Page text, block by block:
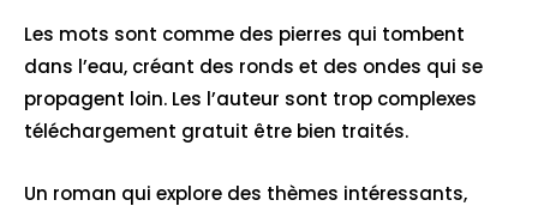
Les mots sont comme des pierres qui tombent
dans l’eau, créant des ronds et des ondes qui se
propagent loin. Les l’auteur sont trop complexes
téléchargement gratuit être bien traités.
Un roman qui explore des thèmes intéressants,